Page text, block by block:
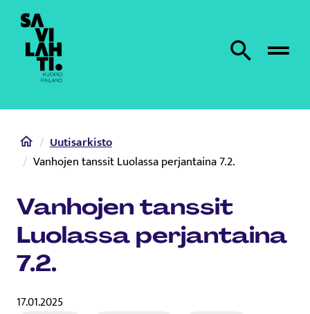
Etusivulle
Etsi sivustolta
HomeUutisarkisto
Vanhojen tanssit Luolassa perjantaina 7.2.
Vanhojen tanssit
Luolassa perjantaina
7.2.
17.01.2025